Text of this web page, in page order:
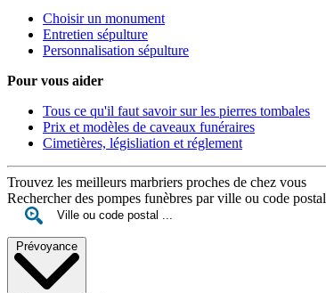
Choisir un monument
Entretien sépulture
Personnalisation sépulture
Pour vous aider
Tous ce qu'il faut savoir sur les pierres tombales
Prix et modèles de caveaux funéraires
Cimetières, législiation et réglement
Trouvez les meilleurs marbriers proches de chez vous
Rechercher des pompes funèbres par ville ou code postal
Prévoyance